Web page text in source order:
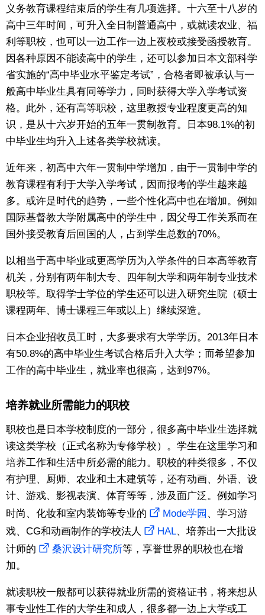
义务教育课程结束后的学生有几项选择。十六至十八岁的
高中三年时间，可升入全日制普通高中，或就读农业、福
利等职校，也可以一边工作一边上夜校或接受函授教育。
因各种原因不能读高中的学生，还可以参加日本文部科学
省实施的“高中毕业水平鉴定考试”，合格者即被承认与一
般高中毕业生具有同等学力，同时获得大学入学考试资
格。此外，还有高等职校，这里教授专业程度更高的知
识，是从十六岁开始的五年一贯制教育。日本98.1%的初
中毕业生均升入上述各类学校就读。
近年来，初高中六年一贯制中学增加，由于一贯制中学的
教育课程有利于大学入学考试，因而报考的学生越来越
多。或许是时代的趋势，一些个性化高中也在增加。例如
国际基督教大学附属高中的学生中，因父母工作关系而在
国外接受教育后回国的人，占到学生总数的70%。
以相当于高中毕业或更高学历为入学条件的日本高等教育
机关，分别有两年制大专、四年制大学和两年制专业技术
职校等。取得学士学位的学生还可以进入研究生院（硕士
课程两年、博士课程三年或以上）继续深造。
日本企业招收员工时，大多要求有大学学历。2013年日本
有50.8%的高中毕业生考试合格后升入大学；而希望参加
工作的高中毕业生，就业率也很高，达到97%。
培养就业所需能力的职校
职校也是日本学校制度的一部分，很多高中毕业生选择就
读这类学校（正式名称为专修学校）。学生在这里学习和
培养工作和生活中所必需的能力。职校的种类很多，不仅
有护理、厨师、农业和土木建筑等，还有动画、外语、设
计、游戏、影视表演、体育等等，涉及面广泛。例如学习
时尚、化妆和室内装饰等专业的
Mode学园 、学习游
戏、CG和动画制作的学校法人
HAL、培养出一大批设
计师的
桑沢设计研究所等，享誉世界的职校也在增
加。
就读职校一般都可以获得就业所需的资格证书，将来想从
事专业性工作的大学生和成人，很多都一边上大学或工